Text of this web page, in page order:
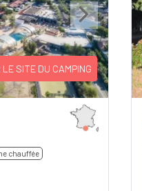
Next
LE SITE DU CAMPING
chauffée